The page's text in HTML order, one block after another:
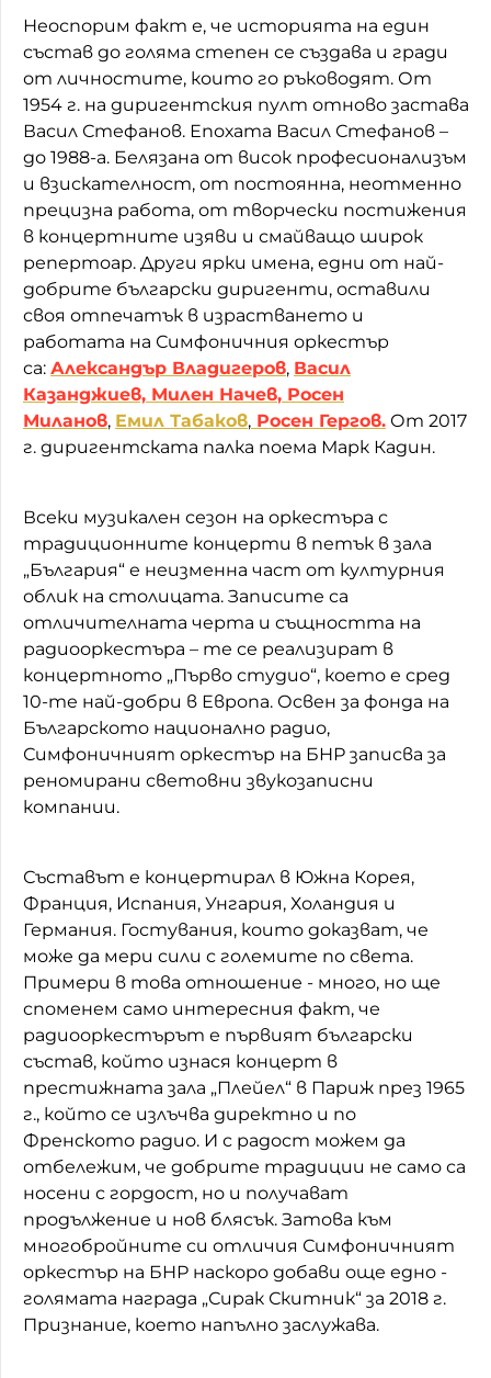
Неоспорим факт е, че историята на един
състав до голяма степен се създава и гради
от личностите, които го ръководят. От
1954 г. на диригентския пулт отново застава
Васил Стефанов. Епохата Васил Стефанов –
до 1988-а. Белязана от висок професионализъм
и взискателност, от постоянна, неотменно
прецизна работа, от творчески постижения
в концертните изяви и смайващо широк
репертоар. Други ярки имена, едни от най-
добрите български диригенти, оставили
своя отпечатък в израстването и
работата на Симфоничния оркестър
са: Александър Владигеров, Васил
Казанджиев, Милен Начев, Росен
Миланов, Емил Табаков, Росен Гергов. От 2017
г. диригентската палка поема Марк Кадин.
Всеки музикален сезон на оркестъра с
традиционните концерти в петък в зала
„България“ е неизменна част от културния
облик на столицата. Записите са
отличителната черта и същността на
радиооркестъра – те се реализират в
концертното „Първо студио“, което е сред
10-те най-добри в Европа. Освен за фонда на
Българското национално радио,
Симфоничният оркестър на БНР записва за
реномирани световни звукозаписни
компании.
Съставът е концертирал в Южна Корея,
Франция, Испания, Унгария, Холандия и
Германия. Гостувания, които доказват, че
може да мери сили с големите по света.
Примери в това отношение - много, но ще
споменем само интересния факт, че
радиооркестърът е първият български
състав, който изнася концерт в
престижната зала „Плейел“ в Париж през 1965
г., който се излъчва директно и по
Френското радио. И с радост можем да
отбележим, че добрите традиции не само са
носени с гордост, но и получават
продължение и нов блясък. Затова към
многобройните си отличия Симфоничният
оркестър на БНР наскоро добави още едно -
голямата награда „Сирак Скитник“ за 2018 г.
Признание, което напълно заслужава.